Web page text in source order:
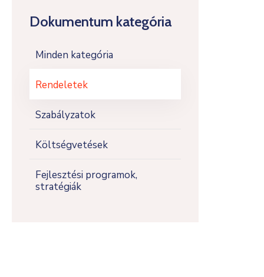
Dokumentum kategória
Minden kategória
Rendeletek
Szabályzatok
Költségvetések
Fejlesztési programok,
stratégiák